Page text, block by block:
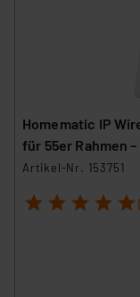
Homematic IP
für 55er Rahmen
Artikel-Nr. 153751
1 2 3 4 5